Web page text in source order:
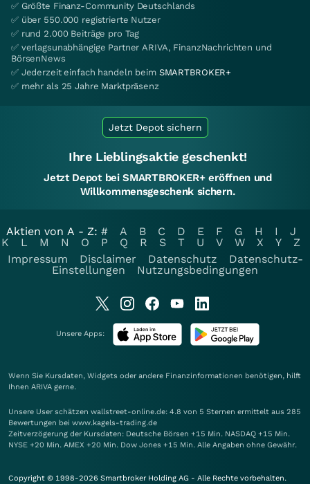
✅ Größte Finanz-Community Deutschlands
✅ über 550.000 registrierte Nutzer
✅ rund 2.000 Beiträge pro Tag
✅ verlagsunabhängige Partner ARIVA, FinanzNachrichten und
BörsenNews
✅ Jederzeit einfach handeln beim SMARTBROKER+
✅ mehr als 25 Jahre Marktpräsenz
Jetzt Depot sichern
Ihre Lieblingsaktie geschenkt!
Jetzt Depot bei SMARTBROKER+ eröffnen und
Willkommensgeschenk sichern.
Aktien von A - Z: # A B C D E F G H I
J
K
L M N O P Q R S T U V W X Y
Z
Impressum
Disclaimer Datenschutz
Datenschutz-
Einstellungen
Nutzungsbedingungen
Unsere Apps:
Wenn Sie Kursdaten, Widgets oder andere Finanzinformationen benötigen, hilft
Ihnen ARIVA gerne.
Unsere User schätzen wallstreet-online.de: 4.8 von 5 Sternen ermittelt aus 285
Bewertungen bei www.kagels-trading.de
Zeitverzögerung der Kursdaten: Deutsche Börsen +15 Min. NASDAQ +15 Min.
NYSE +20 Min. AMEX +20 Min. Dow Jones +15 Min. Alle Angaben ohne Gewähr.
Copyright © 1998-2026 Smartbroker Holding AG - Alle Rechte vorbehalten.